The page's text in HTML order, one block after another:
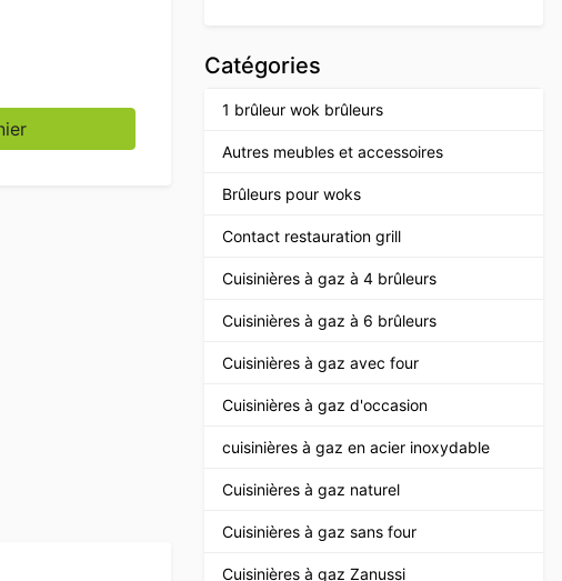
PE Bloc à hacher 50 x 50 cm Restauration Boucherie
Catégories
1 brûleur wok brûleurs
Autres meubles et accessoires
Brûleurs pour woks
Contact restauration grill
Cuisinières à gaz à 4 brûleurs
Cuisinières à gaz à 6 brûleurs
Cuisinières à gaz avec four
Cuisinières à gaz d'occasion
cuisinières à gaz en acier inoxydable
Cuisinières à gaz naturel
Cuisinières à gaz sans four
Cuisinières à gaz Zanussi